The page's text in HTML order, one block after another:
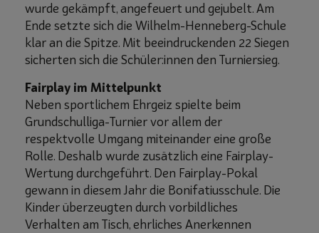
wurde gekämpft, angefeuert und gejubelt. Am
Ende setzte sich die Wilhelm-Henneberg-Schule
klar an die Spitze. Mit beeindruckenden 22 Siegen
sicherten sich die Schüler:innen den Turniersieg.
Fairplay im Mittelpunkt
Neben sportlichem Ehrgeiz spielte beim
Grundschulliga-Turnier vor allem der
respektvolle Umgang miteinander eine große
Rolle. Deshalb wurde zusätzlich eine Fairplay-
Wertung durchgeführt. Den Fairplay-Pokal
gewann in diesem Jahr die Bonifatiusschule. Die
Kinder überzeugten durch vorbildliches
Verhalten am Tisch, ehrliches Anerkennen